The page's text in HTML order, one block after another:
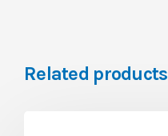
Related products